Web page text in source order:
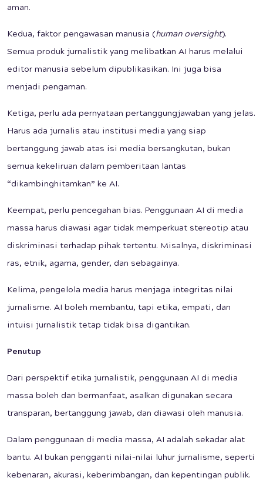
aman.
Kedua, faktor pengawasan manusia (human oversight).
Semua produk jurnalistik yang melibatkan AI harus melalui
editor manusia sebelum dipublikasikan. Ini juga bisa
menjadi pengaman.
Ketiga, perlu ada pernyataan pertanggungjawaban yang jelas.
Harus ada jurnalis atau institusi media yang siap
bertanggung jawab atas isi media bersangkutan, bukan
semua kekeliruan dalam pemberitaan lantas
“dikambinghitamkan” ke AI.
Keempat, perlu pencegahan bias. Penggunaan AI di media
massa harus diawasi agar tidak memperkuat stereotip atau
diskriminasi terhadap pihak tertentu. Misalnya, diskriminasi
ras, etnik, agama, gender, dan sebagainya.
Kelima, pengelola media harus menjaga integritas nilai
jurnalisme. AI boleh membantu, tapi etika, empati, dan
intuisi jurnalistik tetap tidak bisa digantikan.
Penutup
Dari perspektif etika jurnalistik, penggunaan AI di media
massa boleh dan bermanfaat, asalkan digunakan secara
transparan, bertanggung jawab, dan diawasi oleh manusia.
Dalam penggunaan di media massa, AI adalah sekadar alat
bantu. AI bukan pengganti nilai-nilai luhur jurnalisme, seperti
kebenaran, akurasi, keberimbangan, dan kepentingan publik.